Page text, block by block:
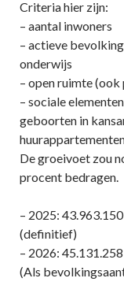
Criteria hier zijn:
– aantal inwoners
– actieve
onderwijs
– open ruimte (ook
– sociale
geboorten in
De groeivoet zou
procent bedragen.
– 2025:
(definitief)
– 2026:
(Als